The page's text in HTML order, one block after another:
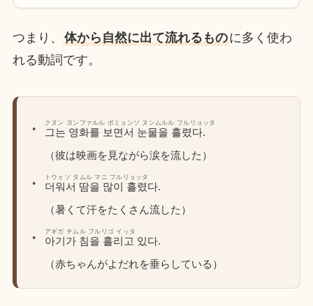
つまり、 体から自然に出て流れるものに多く使わ
れる動詞です。
그는 영화를 보면서 눈물을 흘렸다.
クヌン ヨンファルル ポミョンソ ヌンムルル フルリョッタ
（彼は映画を見ながら涙を流した）
더워서 땀을 많이 흘렸다.
トウォソ タムル マニ フルリョッタ
（暑くて汗をたくさん流した）
아기가 침을 흘리고 있다.
アギガ チムル フルリゴ イッタ
（赤ちゃんがよだれを垂らしている）